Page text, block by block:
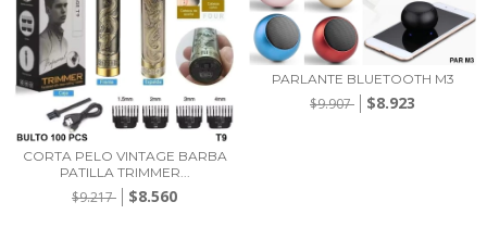
CORTA PELO VINTAGE BARBA
PATILLA TRIMMER...
$9.217 $8.560
PARLANTE BLUETOOTH M3
$9.907 $8.923